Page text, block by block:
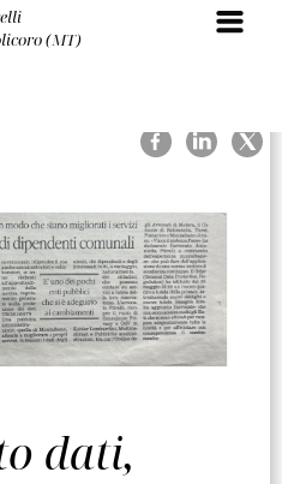
(MT)
dati,